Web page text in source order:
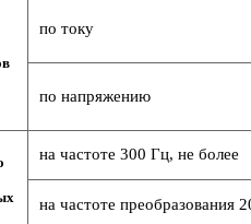
по току
по напряжению
на частоте 300 Гц, не более
на частоте преобразования